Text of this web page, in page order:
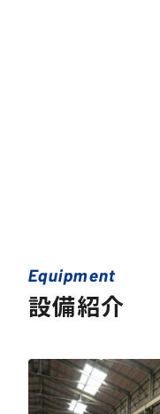
Equipment
設備紹介